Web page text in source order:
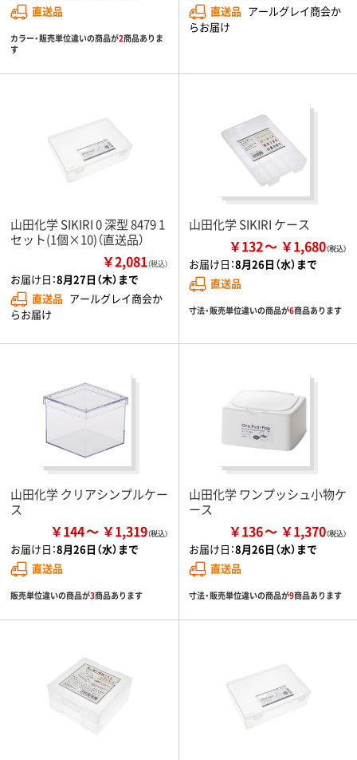
直送品
カラー・販売単位違いの商品が2商品ありま
す
直送品 アールグレイ商会か
らお届け
山田化学 SIKIRI 0 深型 8479 1
セット(1個×10)（直送品）
￥2,081（税込）
お届け日：8月27日（木）まで
直送品 アールグレイ商会か
らお届け
山田化学 SIKIRI ケース
￥132 ￥1,680
お届け日：8月26日（水）まで
直送品
寸法・販売単位違いの商品が6商品あります
山田化学 クリアシンプルケー
ス
￥144 ￥1,319
お届け日：8月26日（水）まで
直送品
販売単位違いの商品が3商品あります
山田化学 ワンプッシュ小物ケ
ース
￥136 ￥1,370
お届け日：8月26日（水）まで
直送品
寸法・販売単位違いの商品が9商品あります